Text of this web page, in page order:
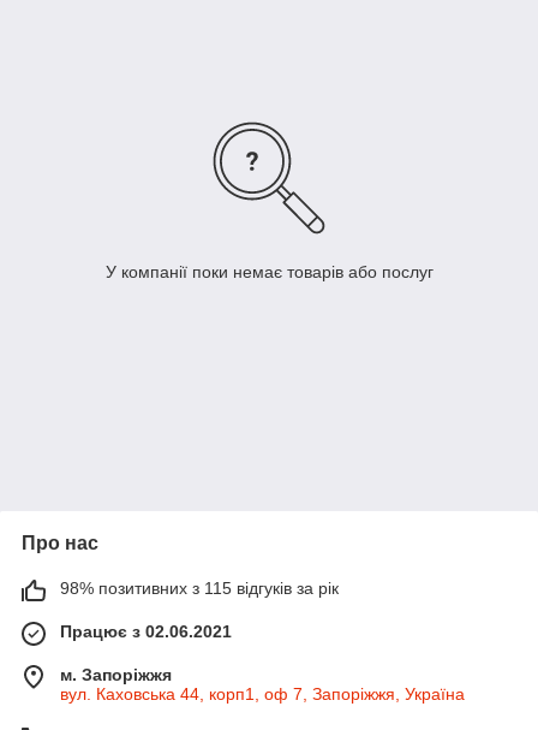
У компанії поки немає товарів або послуг
Про нас
98% позитивних з 115 відгуків за рік
Працює з 02.06.2021
м. Запоріжжя
вул. Каховська 44, корп1, оф 7, Запоріжжя, Україна